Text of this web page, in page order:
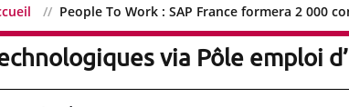
People To Work : SAP France formera 2 000
To Work : SAP France
via Pôle emploi